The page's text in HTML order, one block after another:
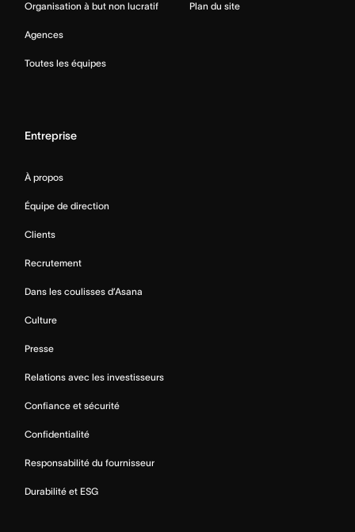
Organisation à but non lucratif
Agences
Toutes les équipes
Plan du site
Entreprise
À propos
Équipe de direction
Clients
Recrutement
Dans les coulisses d’Asana
Culture
Presse
Relations avec les investisseurs
Confiance et sécurité
Confidentialité
Responsabilité du fournisseur
Durabilité et ESG